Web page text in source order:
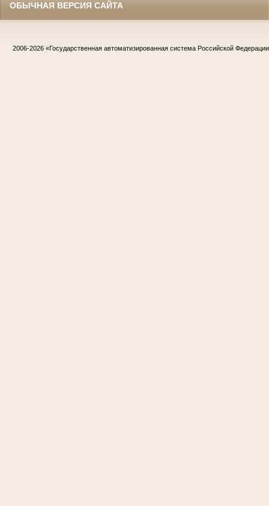
ОБЫЧНАЯ ВЕРСИЯ САЙТА
2006-2026 «Государственная автоматизированная система Российской